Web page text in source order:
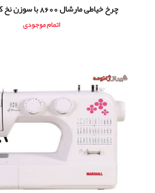
چرخ خياطی مارشال 8600 با سوزن نخ کن اتوماتیک
اتمام موجودی